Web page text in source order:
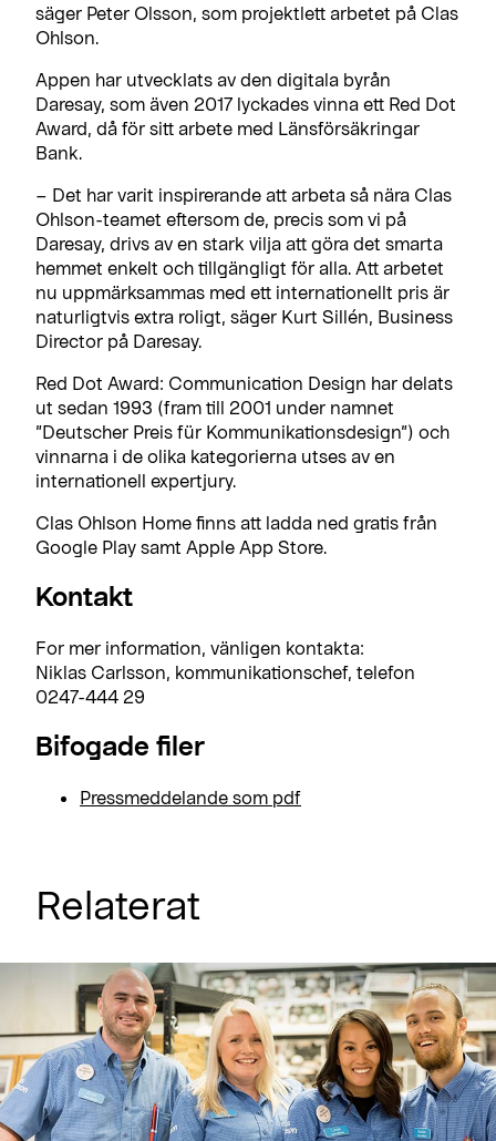
säger Peter Olsson, som projektlett arbetet på Clas
Ohlson.
Appen har utvecklats av den digitala byrån
Daresay, som även 2017 lyckades vinna ett Red Dot
Award, då för sitt arbete med Länsförsäkringar
Bank.
– Det har varit inspirerande att arbeta så nära Clas
Ohlson-teamet eftersom de, precis som vi på
Daresay, drivs av en stark vilja att göra det smarta
hemmet enkelt och tillgängligt för alla. Att arbetet
nu uppmärksammas med ett internationellt pris är
naturligtvis extra roligt, säger Kurt Sillén, Business
Director på Daresay.
Red Dot Award: Communication Design har delats
ut sedan 1993 (fram till 2001 under namnet
”Deutscher Preis für Kommunikationsdesign”) och
vinnarna i de olika kategorierna utses av en
internationell expertjury.
Clas Ohlson Home finns att ladda ned gratis från
Google Play samt Apple App Store.
Kontakt
For mer information, vänligen kontakta:
Niklas Carlsson, kommunikationschef, telefon
0247-444 29
Bifogade filer
Pressmeddelande som pdf
Relaterat